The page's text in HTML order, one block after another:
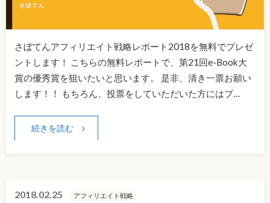
さぼてんアフィリエイト戦略レポート2018を無料でプレゼ
ントします！ こちらの無料レポートで、第21回e-Book大
賞の優秀賞を狙いたいと思います。 是非、清き一票お願い
します！！ もちろん、投票をしていただいた方にはプ…
続きを読む
2018.02.25 アフィリエイト戦略